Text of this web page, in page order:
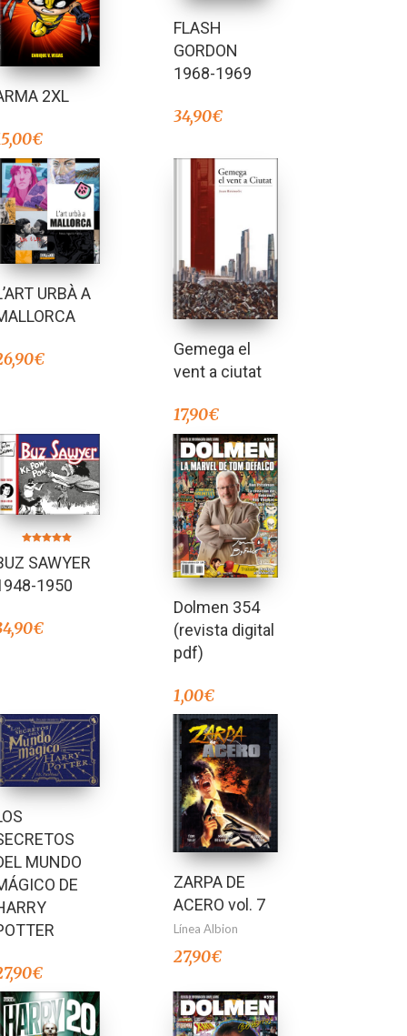
2XL
€
FLASH
GORDON
1968-1969
34,90€
URBÀ A
€
Gemega el
vent a ciutat
17,90€
5.00
de 5SAWYER
1950
€
Dolmen 354
(revista digital
pdf)
1,00€
MUNDO
DE
€
ZARPA DE
ACERO vol. 7
Línea Albion
27,90€